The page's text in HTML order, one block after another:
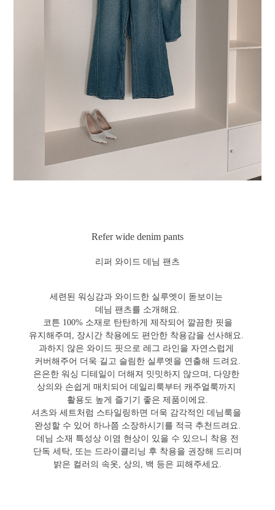
Refer wide denim pants
리퍼 와이드 데님 팬츠
세련된 워싱감과 와이드한 실루엣이 돋보이는
데님 팬츠를 소개해요.
코튼 100% 소재로 탄탄하게 제작되어 깔끔한 핏을
유지해주며, 장시간 착용에도 편안한 착용감을 선사해요.
과하지 않은 와이드 핏으로 레그 라인을 자연스럽게
커버해주어 더욱 길고 슬림한 실루엣을 연출해 드려요.
은은한 워싱 디테일이 더해져 밋밋하지 않으며, 다양한
상의와 손쉽게 매치되어 데일리룩부터 캐주얼룩까지
활용도 높게 즐기기 좋은 제품이에요.
셔츠와 세트처럼 스타일링하면 더욱 감각적인 데님룩을
완성할 수 있어 하나쯤 소장하시기를 적극 추천드려요.
데님 소재 특성상 이염 현상이 있을 수 있으니 착용 전
단독 세탁, 또는 드라이클리닝 후 착용을 권장해 드리며
밝은 컬러의 속옷, 상의, 백 등은 피해주세요.